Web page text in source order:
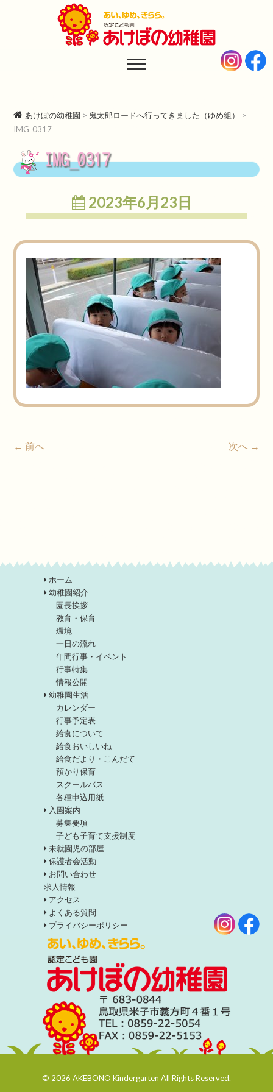
あけぼの幼稚園
あけぼの幼稚園 > 鬼太郎ロードへ行ってきました（ゆめ組）
>
IMG_0317
IMG_0317
2023年6月23日
← 前へ 次へ →
ホーム
幼稚園紹介
園長挨拶
教育・保育
環境
一日の流れ
年間行事・イベント
行事特集
情報公開
幼稚園生活
カレンダー
行事予定表
給食について
給食おいしいね
給食だより・こんだて
預かり保育
スクールバス
各種申込用紙
入園案内
募集要項
子ども子育て支援制度
未就園児の部屋
保護者会活動
お問い合わせ
求人情報
アクセス
よくある質問
プライバシーポリシー
© 2026 AKEBONO Kindergarten All Rights Reserved.